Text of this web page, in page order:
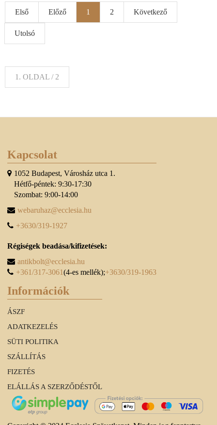
Első Előző 1 2 Következő
Utolsó
1. OLDAL / 2
Kapcsolat
1052 Budapest, Városház utca 1.
Hétfő-péntek: 9:30-17:30
Szombat: 9:00-14:00
webaruhaz@ecclesia.hu
+3630/319-1927
Régiségek beadása/kifizetések:
antikbolt@ecclesia.hu
+361/317-3061(4-es mellék);+3630/319-1963
Információk
ÁSZF
ADATKEZELÉS
SÜTI POLITIKA
SZÁLLÍTÁS
FIZETÉS
ELÁLLÁS A SZERZŐDÉSTŐL